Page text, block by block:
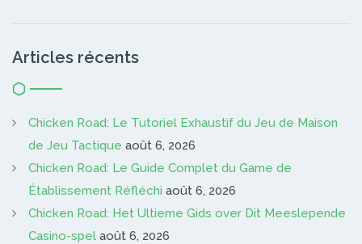
Articles récents
Chicken Road: Le Tutoriel Exhaustif du Jeu de Maison
de Jeu Tactique août 6, 2026
Chicken Road: Le Guide Complet du Game de
Établissement Réfléchi août 6, 2026
Chicken Road: Het Ultieme Gids over Dit Meeslepende
Casino-spel août 6, 2026